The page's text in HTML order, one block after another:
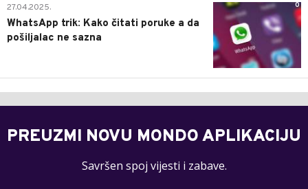
0
27.04.2025.
WhatsApp trik: Kako čitati poruke a da
pošiljalac ne sazna
PREUZMI NOVU MONDO APLIKACIJU
Savršen spoj vijesti i zabave.